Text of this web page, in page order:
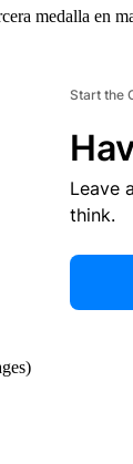
medalla en
Start the
Leave
think.